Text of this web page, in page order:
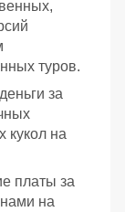
туров.
за
кукол на
платы за
на